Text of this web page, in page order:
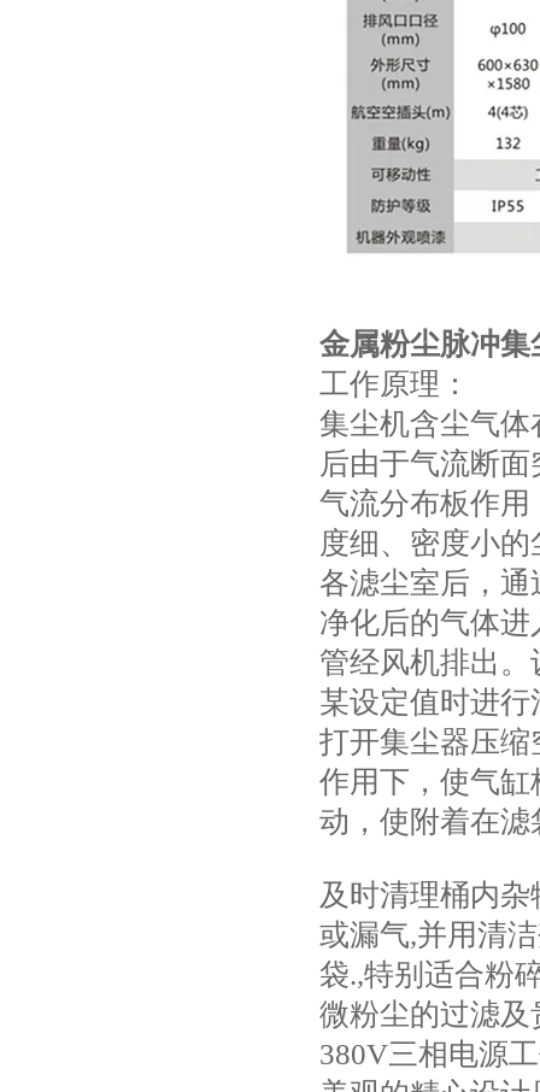
金属粉尘脉冲集
工作原理：
集尘机含尘气
后由于气流断面
气流分布板作
度细、密度小的
各滤尘室后，
净化后的气体
管经风机排出
某设定值时进行
打开集尘器压
作用下，使气
动，使附着在
及时清理桶内
或漏气,并用清
袋.,特别适合粉
微粉尘的过滤
380V三相电源